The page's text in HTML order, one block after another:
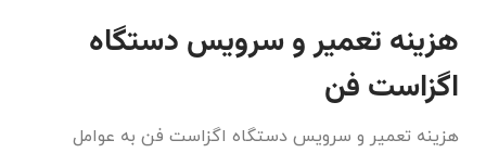
هزینه تعمیر و سرویس دستگاه
اگزاست فن
هزینه تعمیر و سرویس دستگاه اگزاست فن به عوامل